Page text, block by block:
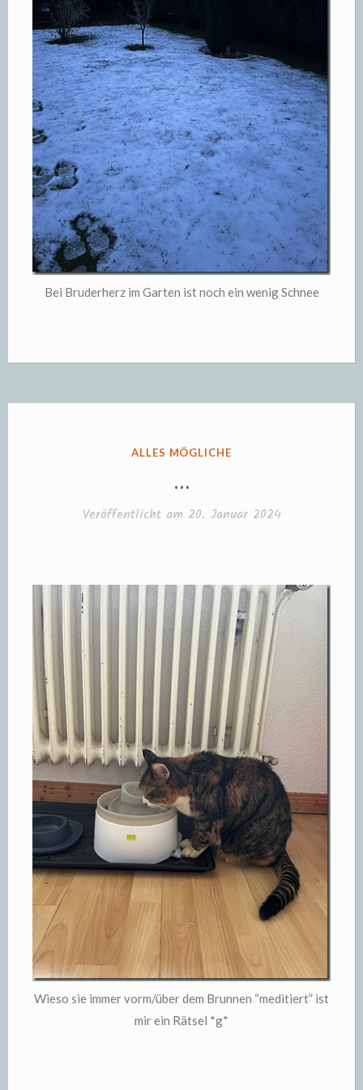
Bei Bruderherz im Garten ist noch ein wenig Schnee
VERÖFFENTLICHT
ALLES MÖGLICHE
…
Veröffentlicht am 20. Januar 2024
Wieso sie immer vorm/über dem Brunnen “meditiert” ist
mir ein Rätsel *g*